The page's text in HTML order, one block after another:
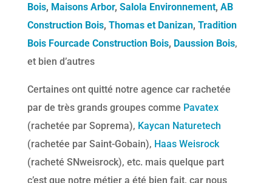
Bois, Maisons Arbor, Salola Environnement, AB
Construction Bois, Thomas et Danizan, Tradition
Bois Fourcade Construction Bois, Daussion Bois,
et bien d’autres
Certaines ont quitté notre agence car rachetée
par de très grands groupes comme Pavatex
(rachetée par Soprema), Kaycan Naturetech
(rachetée par Saint-Gobain), Haas Weisrock
(racheté SNweisrock), etc. mais quelque part
c’est que notre métier a été bien fait, car nous